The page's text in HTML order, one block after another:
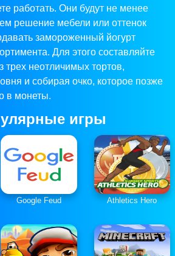
работать. Они будут не менее
решение мебели или оттенок
замороженный йогурт
Для этого составляйте
трех неотличимых тортов,
и собирая очко, которое позже
в монеты.
игры
Google Feud Athletics Hero